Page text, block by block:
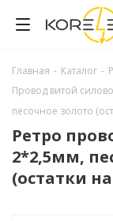
Главная - Каталог -
Провод витой
песочное золото
Ретро
2*2,5мм,
(остатки